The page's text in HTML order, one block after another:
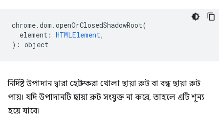
chrome.dom .openOrClosedShadowRoot(
element : HTMLElement,
) : object
নির্দিষ্ট উপাদান দ্বারা হোস্ট করা খোলা ছায়া রুট বা বন্ধ ছায়া রুট
পায়। যদি উপাদানটি ছায়া রুট সংযুক্ত না করে, তাহলে এটি শূন্য
হয়ে যাবে।